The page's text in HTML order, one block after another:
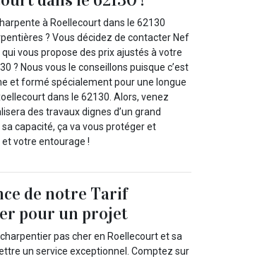
à Roellecourt dans le 62130
? Vous décidez de contacter Nef
vous propose des prix ajustés à votre
? Nous vous le conseillons puisque c’est
et formé spécialement pour une longue
dans le 62130. Alors, venez
des travaux dignes d’un grand
capacité, ça va vous protéger et
votre entourage !
de notre Tarif
pour un projet
pas cher en Roellecourt et sa
un service exceptionnel. Comptez sur